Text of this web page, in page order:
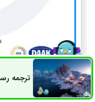
ترجمهراه های ارتباطی